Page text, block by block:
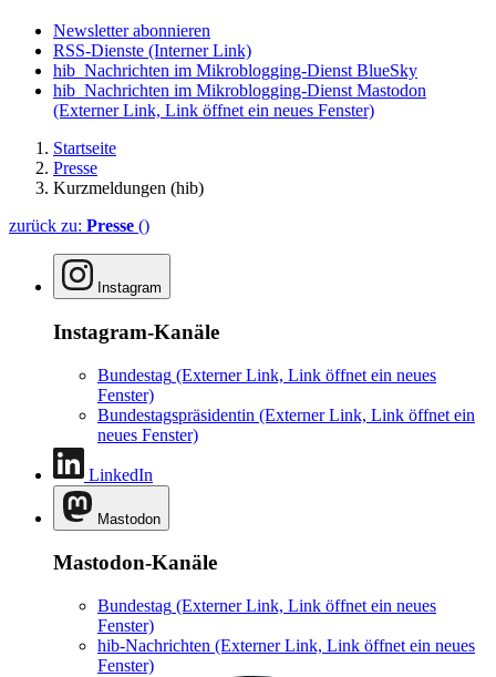
Newsletter abonnieren
RSS-Dienste (Interner Link)
hib_Nachrichten im Mikroblogging-Dienst BlueSky
hib_Nachrichten im Mikroblogging-Dienst Mastodon
(Externer Link, Link öffnet ein neues Fenster)
Startseite
Presse
Kurzmeldungen (hib)
zurück zu: Presse ()
Instagram
Instagram-Kanäle
Bundestag (Externer Link, Link öffnet ein neues
Fenster)
Bundestagspräsidentin (Externer Link, Link öffnet ein
neues Fenster)
LinkedIn
Mastodon
Mastodon-Kanäle
Bundestag (Externer Link, Link öffnet ein neues
Fenster)
hib-Nachrichten (Externer Link, Link öffnet ein neues
Fenster)